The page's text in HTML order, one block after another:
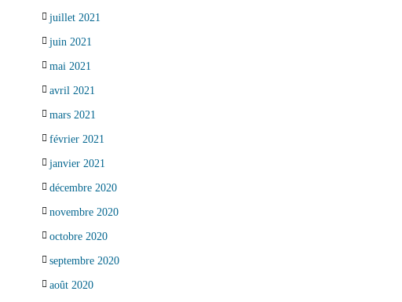
juillet 2021
juin 2021
mai 2021
avril 2021
mars 2021
février 2021
janvier 2021
décembre 2020
novembre 2020
octobre 2020
septembre 2020
août 2020